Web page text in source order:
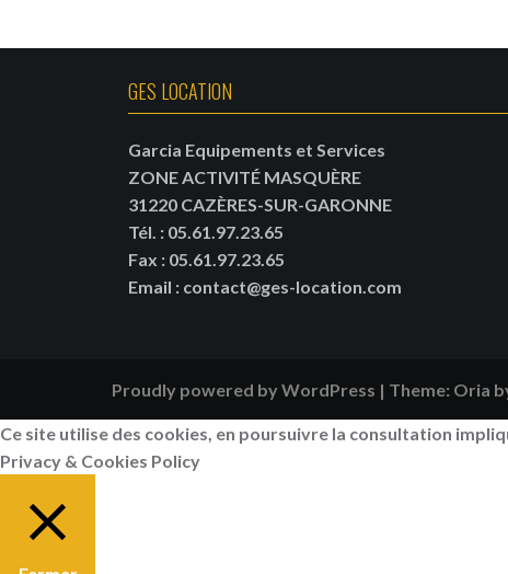
GES LOCATION
Garcia Equipements et Services
ZONE ACTIVITÉ MASQUÈRE
31220 CAZÈRES-SUR-GARONNE
Tél. : 05.61.97.23.65
Fax : 05.61.97.23.65
Email : contact@ges-location.com
Proudly powered by WordPress | Theme: Oria
Ce site utilise des cookies, en poursuivre la consultation
Privacy & Cookies Policy